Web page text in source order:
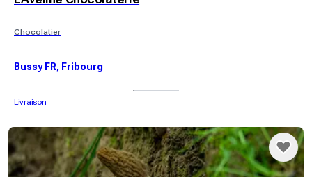
Chocolatier
Bussy FR, Fribourg
Livraison